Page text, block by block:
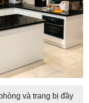
và trang bị đầy